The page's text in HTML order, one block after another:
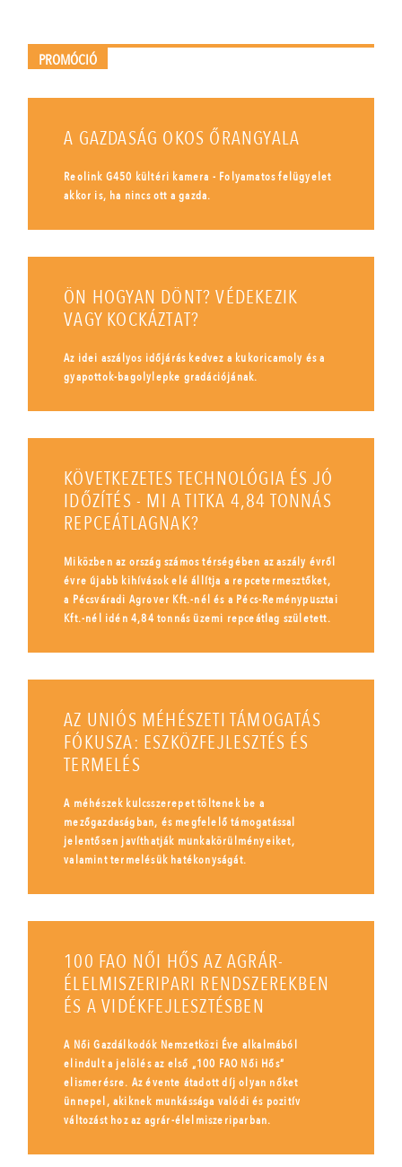
PROMÓCIÓ
A GAZDASÁG OKOS ŐRANGYALA
Reolink G450 kültéri kamera - Folyamatos felügyelet
akkor is, ha nincs ott a gazda.
ÖN HOGYAN DÖNT? VÉDEKEZIK
VAGY KOCKÁZTAT?
Az idei aszályos időjárás kedvez a kukoricamoly és a
gyapottok-bagolylepke gradációjának.
KÖVETKEZETES TECHNOLÓGIA ÉS JÓ
IDŐZÍTÉS - MI A TITKA 4,84 TONNÁS
REPCEÁTLAGNAK?
Miközben az ország számos térségében az aszály évről
évre újabb kihívások elé állítja a repcetermesztőket,
a Pécsváradi Agrover Kft.-nél és a Pécs-Reménypusztai
Kft.-nél idén 4,84 tonnás üzemi repceátlag született.
AZ UNIÓS MÉHÉSZETI TÁMOGATÁS
FÓKUSZA: ESZKÖZFEJLESZTÉS ÉS
TERMELÉS
A méhészek kulcsszerepet töltenek be a
mezőgazdaságban, és megfelelő támogatással
jelentősen javíthatják munkakörülményeiket,
valamint termelésük hatékonyságát.
100 FAO NŐI HŐS AZ AGRÁR-
ÉLELMISZERIPARI RENDSZEREKBEN
ÉS A VIDÉKFEJLESZTÉSBEN
A Női Gazdálkodók Nemzetközi Éve alkalmából
elindult a jelölés az első „100 FAO Női Hős”
elismerésre. Az évente átadott díj olyan nőket
ünnepel, akiknek munkássága valódi és pozitív
változást hoz az agrár-élelmiszeriparban.